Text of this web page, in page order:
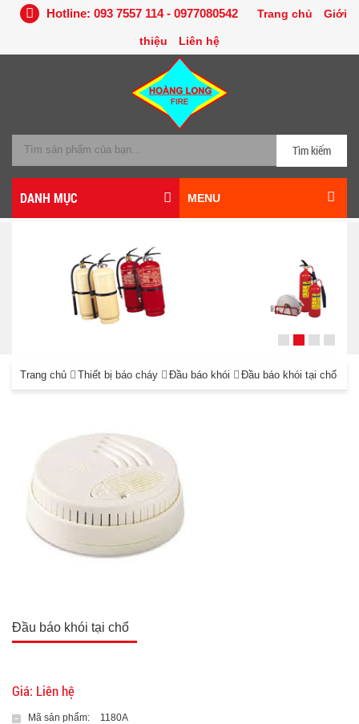
Hotline: 093 7557 114 - 0977080542 Trang chủ Giới
thiệu Liên hệ
Tìm kiếm
DANH MỤC MENU
Trang chủ Thiết bị báo cháy Đầu báo khói Đầu báo khói tại chổ
Đầu báo khói tại chổ
Giá: Liên hệ
Mã sản phẩm:
1180A